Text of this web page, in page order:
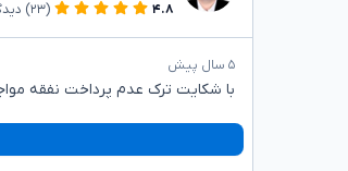
۴.۸
(۲۳)
۵ سال پیش
با شکایت ترک عدم پرداخت نفقه